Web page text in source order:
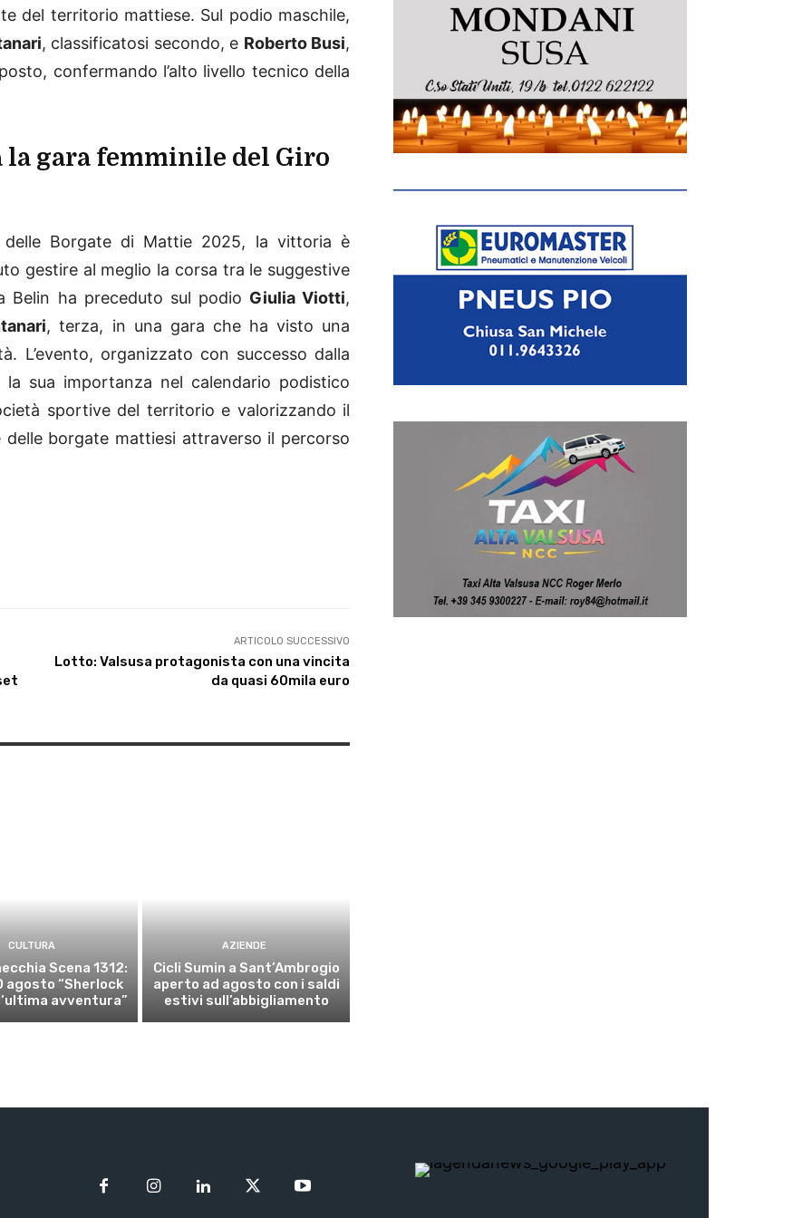
del territorio mattiese. Sul podio maschile,
, classificatosi secondo, e Roberto Busi,
confermando l’alto livello tecnico della
gara femminile del Giro
Borgate di Mattie 2025, la vittoria è
gestire al meglio la corsa tra le suggestive
Belin ha preceduto sul podio Giulia Viotti,
, terza, in una gara che ha visto una
L’evento, organizzato con successo dalla
sua importanza nel calendario podistico
sportive del territorio e valorizzando il
borgate mattiesi attraverso il percorso
ARTICOLO SUCCESSIVO
Lotto: Valsusa protagonista con una vincita
da quasi 60mila euro
CULTURA
Scena 1312:
agosto “Sherlock
avventura”
AZIENDE
Cicli Sumin a Sant’Ambrogio
aperto ad agosto con i saldi
estivi sull’abbigliamento